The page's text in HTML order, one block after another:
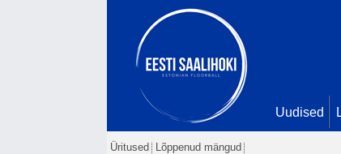
Uudised
Üritused Lõppenud mängud